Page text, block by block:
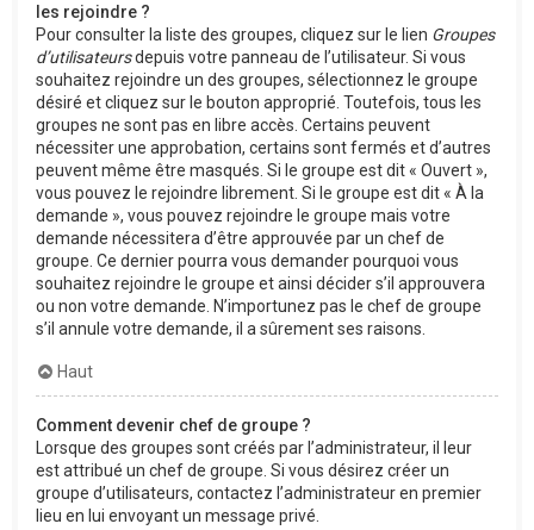
les rejoindre ?
Pour consulter la liste des groupes, cliquez sur le lien Groupes
d’utilisateursdepuis votre panneau de l’utilisateur. Si vous
souhaitez rejoindre un des groupes, sélectionnez le groupe
désiré et cliquez sur le bouton approprié. Toutefois, tous les
groupes ne sont pas en libre accès. Certains peuvent
nécessiter une approbation, certains sont fermés et d’autres
peuvent même être masqués. Si le groupe est dit « Ouvert »,
vous pouvez le rejoindre librement. Si le groupe est dit « À la
demande », vous pouvez rejoindre le groupe mais votre
demande nécessitera d’être approuvée par un chef de
groupe. Ce dernier pourra vous demander pourquoi vous
souhaitez rejoindre le groupe et ainsi décider s’il approuvera
ou non votre demande. N’importunez pas le chef de groupe
s’il annule votre demande, il a sûrement ses raisons.
Haut
Comment devenir chef de groupe ?
Lorsque des groupes sont créés par l’administrateur, il leur
est attribué un chef de groupe. Si vous désirez créer un
groupe d’utilisateurs, contactez l’administrateur en premier
lieu en lui envoyant un message privé.